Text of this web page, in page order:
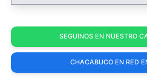
SEGUINOS EN NUESTRO
CHACABUCO EN RED